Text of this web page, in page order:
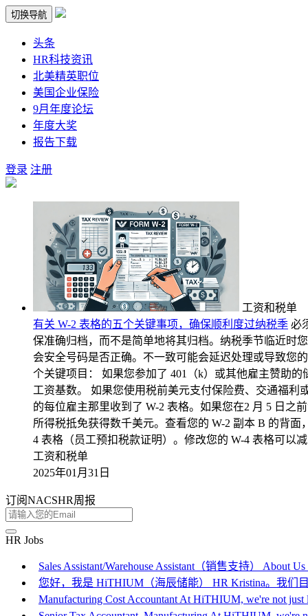
切换导航
头条
HR科技资讯
北美精英职位
美国企业保险
9月年度论坛
年度大奖
报告下载
登录 注册
工资和税单
有关 W-2 表格的五个关键事项，确保顺利度过纳税季 必
保准确归档，而不是简单地将其归档。纳税季节临近时
会安全号码是否正确。不一致可能会延迟处理或导致您
个关键项目： 如果您参加了 401（k）或其他雇主赞助
工资基数。 如果您使用税前美元支付保险费、交通福利
的每位雇主那里收到了 W-2 表格。如果您在2 月 5 日之
所得税抵免获得数千美元。查看您的 W-2 副本 B 的背
4 表格（员工预扣税款证明）。修改您的 W-4 表格可以
工资和税单
2025年01月31日
订阅NACSHR周报
HR Jobs
Sales Assistant/Warehouse Assistant（销售支持） About
您好，我是 HiTHIUM（海辰储能） HR Kristina。我们
Manufacturing Cost Accountant At HiTHIUM, we're not just